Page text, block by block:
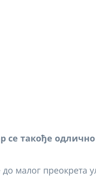
се такође
малог преокрета